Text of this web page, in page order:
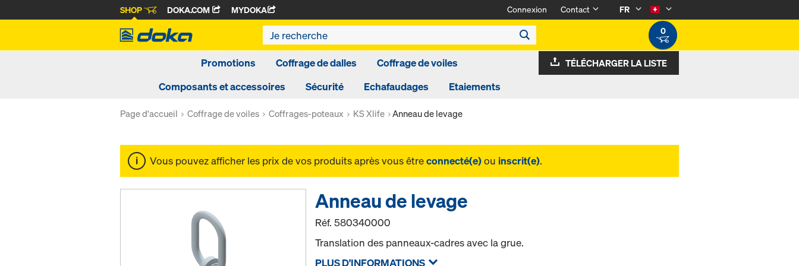
SHOP DOKA.COM MYDOKA Connexion Contact
FR
0
Promotions Coffrage de dalles
Coffrage de voiles
Composants et accessoires
Sécurité Echafaudages Etaiements
TÉLÉCHARGER LA LISTE
Page d'accueil Coffrage de voiles Coffrages-poteaux KS Xlife Anneau de levage
Vous pouvez afficher les prix de vos produits après vous êtreconnecté(e)ou inscrit(e).
Anneau de levage
Réf.580340000
Translation des panneaux-cadres avec la grue.
PLUS D'INFORMATIONS